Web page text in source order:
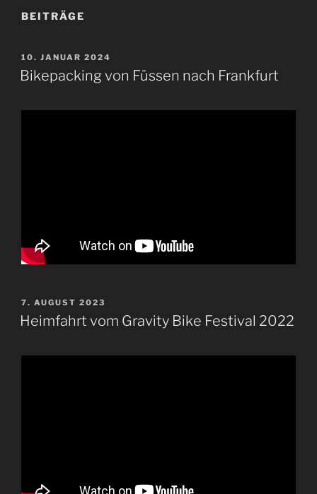
BEITRÄGE
VERÖFFENTLICHT
AM
10. JANUAR 2024
Bikepacking von Füssen nach Frankfurt
VERÖFFENTLICHT
AM
7. AUGUST 2023
Heimfahrt vom Gravity Bike Festival 2022